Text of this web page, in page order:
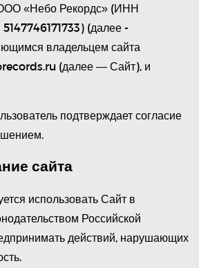
«Небо Рекордс» (ИНН
(далее -
владельцем сайта
(далее — Сайт), и
подтверждает согласие
сайта
использовать Сайт в
Российской
действий, нарушающих